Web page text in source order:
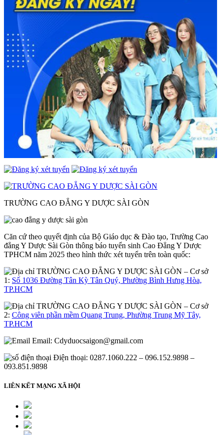
TRƯỜNG CAO ĐẲNG Y DƯỢC SÀI GÒN
Căn cứ theo quyết định của Bộ Giáo dục & Đào tạo, Trường Cao
đẳng Y Dược Sài Gòn thông báo tuyển sinh Cao Đẳng Y Dược
TPHCM năm 2025 theo hình thức xét tuyển trên toàn quốc:
– Cơ sở
1: Số 1036 Đường Tân Kỳ Tân Quý, Phường Bình Hưng Hòa,
TP.HCM
– Cơ sở
2: Công viên phần mềm Quang Trung, Phường Trung Mỹ Tây,
TP.HCM
Email: Cdyduocsaigon@gmail.com
Điện thoại: 0287.1060.222 – 096.152.9898 –
093.851.9898
LIÊN KẾT MẠNG XÃ HỘI